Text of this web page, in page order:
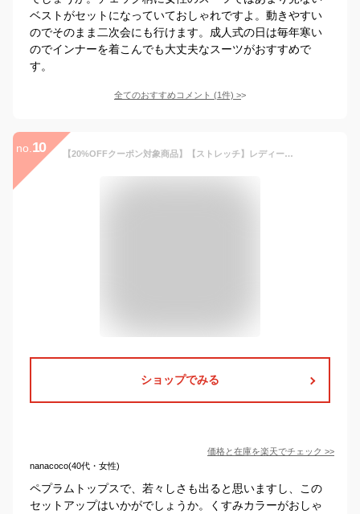
ベストがセットになっていておしゃれですよ。動きやすい
のでそのまま二次会にも行けます。成人式の日は毎年寒い
のでインナーを着こんでも大丈夫なスーツがおすすめで
す。
全てのおすすめコメント (1件) >
no. 10 【20%OFFクーポン対象商品】【ストレッチ】レディース セットアップ 結婚式 お呼ばれ パーティー ママスーツ パンツスーツ パンツドレス セレモニー フォーマルスーツ 七五三 卒業式 入学式 入園式 お宮参り ミセス 50代 40代 30代 上品 きれいめ 母親 大きいサイズ 即日発送
ショップでみる
価格と在庫を楽天でチェック >>
nanacoco(40代・女性)
ペプラムトップスで、若々しさも出ると思いますし、この
セットアップはいかがでしょうか。くすみカラーがおしゃ